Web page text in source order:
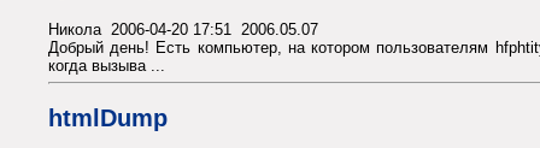
Никола 2006-04-20 17:51 2006.05.07
Добрый день! Есть компьютер, на котором пользователям
когда вызыва ...
htmlDump